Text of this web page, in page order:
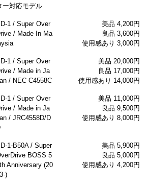
ー対応モデル
1 / Super Over
/ Made In Ma
美品 4,200円
良品 3,600円
使用感あり 3,000円
1 / Super Over
/ Made in Ja
/ NEC C4558C
美品 20,000円
良品 17,000円
使用感あり 14,000円
1 / Super Over
/ Made in Ja
/ JRC4558D/D
美品 11,000円
良品 9,500円
使用感あり 8,000円
1-B50A / Super
BOSS 5
Anniversary (20
)
美品 5,900円
良品 5,000円
使用感あり 4,200円